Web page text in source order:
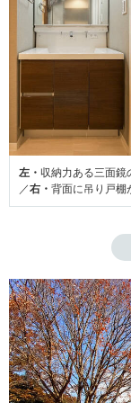
左・ 収納力ある三面鏡
／右・ 背面に吊り戸棚